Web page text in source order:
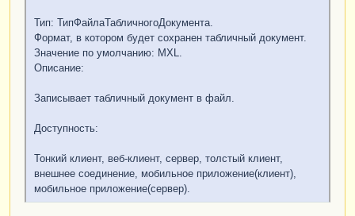
Тип: ТипФайлаТабличногоДокумента.
Формат, в котором будет сохранен табличный документ.
Значение по умолчанию: MXL.
Описание:
Записывает табличный документ в файл.
Доступность:
Тонкий клиент, веб-клиент, сервер, толстый клиент,
внешнее соединение, мобильное приложение(клиент),
мобильное приложение(сервер).